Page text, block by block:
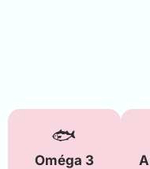
🐟
Oméga 3